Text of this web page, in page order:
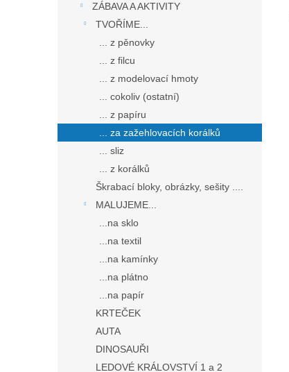
ZÁBAVA A AKTIVITY
TVOŘÍME...
... z pěnovky
... z filcu
... z modelovací hmoty
... cokoliv (ostatní)
... z papíru
... za zažehlovacích korálků
... sliz
... z korálků
Škrabací bloky, obrázky, sešity ....
MALUJEME...
...na sklo
...na textil
...na kamínky
...na plátno
...na papír
KRTEČEK
AUTA
DINOSAUŘI
LEDOVÉ KRÁLOVSTVÍ 1 a 2